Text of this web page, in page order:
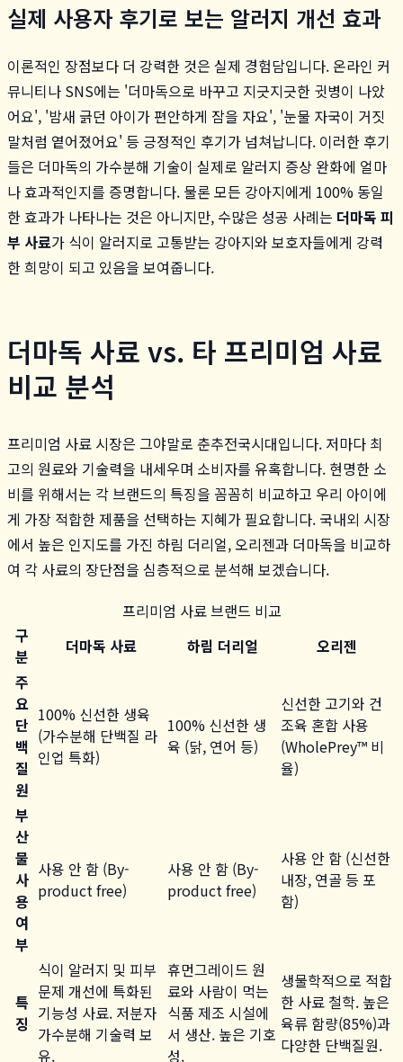
실제 사용자 후기로 보는 알러지 개선 효과
이론적인 장점보다 더 강력한 것은 실제 경험담입니다. 온라인 커
뮤니티나 SNS에는 '더마독으로 바꾸고 지긋지긋한 귓병이 나았
어요', '밤새 긁던 아이가 편안하게 잠을 자요', '눈물 자국이 거짓
말처럼 옅어졌어요' 등 긍정적인 후기가 넘쳐납니다. 이러한 후기
들은 더마독의 가수분해 기술이 실제로 알러지 증상 완화에 얼마
나 효과적인지를 증명합니다. 물론 모든 강아지에게 100% 동일
한 효과가 나타나는 것은 아니지만, 수많은 성공 사례는 더마독 피
부 사료가 식이 알러지로 고통받는 강아지와 보호자들에게 강력
한 희망이 되고 있음을 보여줍니다.
더마독 사료 vs. 타 프리미엄 사료
비교 분석
프리미엄 사료 시장은 그야말로 춘추전국시대입니다. 저마다 최
고의 원료와 기술력을 내세우며 소비자를 유혹합니다. 현명한 소
비를 위해서는 각 브랜드의 특징을 꼼꼼히 비교하고 우리 아이에
게 가장 적합한 제품을 선택하는 지혜가 필요합니다. 국내외 시장
에서 높은 인지도를 가진 하림 더리얼, 오리젠과 더마독을 비교하
여 각 사료의 장단점을 심층적으로 분석해 보겠습니다.
프리미엄 사료 브랜드 비교
구
분
더마독 사료 하림 더리얼
오리젠
주
요
단
백
질
원
100% 신선한 생육
(가수분해 단백질 라
인업 특화)
100% 신선한 생
육 (닭, 연어 등)
신선한 고기와 건
조육 혼합 사용
(WholePrey™ 비
율)
부
산
물
사
용
여
부
사용 안 함 (By-
product free)
사용 안 함 (By-
product free)
사용 안 함 (신선한
내장, 연골 등 포
함)
특
징
식이 알러지 및 피부
문제 개선에 특화된
기능성 사료. 저분자
가수분해 기술력 보
유.
휴먼그레이드 원
료와 사람이 먹는
식품 제조 시설에
서 생산. 높은 기호
성.
생물학적으로 적합
한 사료 철학. 높은
육류 함량(85%)과
다양한 단백질원.